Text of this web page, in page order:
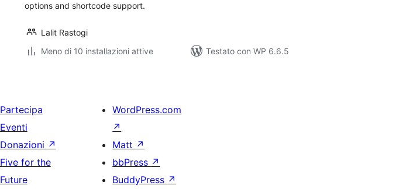
options and shortcode support.
Lalit Rastogi
Meno di 10 installazioni attive
Testato con WP 6.6.5
Partecipa
Eventi
Donazioni ↗
Five for the
Future
WordPress.com
↗
Matt ↗
bbPress ↗
BuddyPress ↗